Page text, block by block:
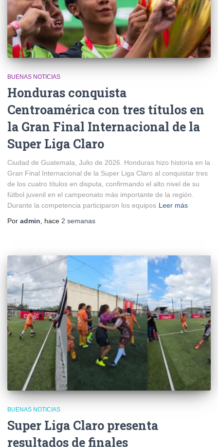
BUENAS NOTICIAS
Honduras conquista
Centroamérica con tres títulos en
la Gran Final Internacional de la
Super Liga Claro
Ciudad de Guatemala, Julio de 2026. Honduras hizo historia en la
Gran Final Internacional de la Super Liga Claro al conquistar tres
de los cuatro títulos en disputa, confirmando el alto nivel de su
fútbol juvenil en el campeonato más importante de la región.
Durante la competencia participaron los equipos Leer más
Por admin , hace 2 semanas
BUENAS NOTICIAS
Super Liga Claro presenta
resultados de finales